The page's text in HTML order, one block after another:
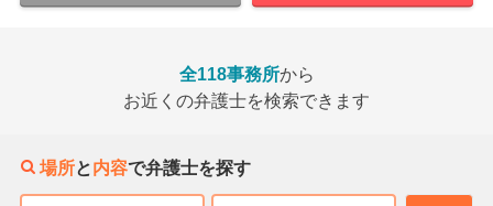
全118事務所から
お近くの弁護士を検索できます
場所と内容で弁護士を探す